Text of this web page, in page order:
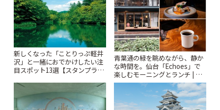
新しくなった「ことりっぷ軽井
沢」と一緒におでかけしたい注
目スポット13選【スタンプラリ
青葉通の緑を眺めながら、静か
な時間を。仙台「Echoes」で
楽しむモーニングとランチ | こ
とりっぷ